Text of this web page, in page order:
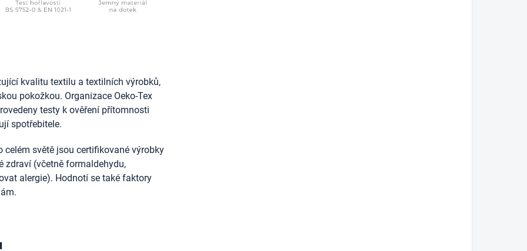
kvalitu textilu a textilních výrobků,
pokožkou. Organizace Oeko-Tex
testy k ověření přítomnosti
spotřebitele.
světě jsou certifikované výrobky
zdraví (včetně formaldehydu,
alergie). Hodnotí se také faktory